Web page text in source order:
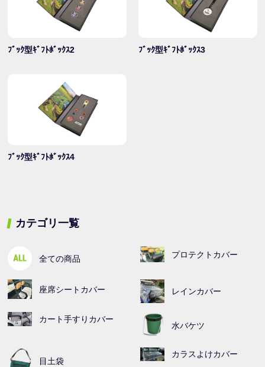
カテゴリ一覧
全ての商品 プロテクトカバー
座席シートカバー レインカバー
カート手すりカバー
水バケツ
目土袋
カラスよけカバー
ﾌﾞｯｸ型ｷﾞﾌﾄﾎﾞｯｸｽ2 ﾌﾞｯｸ型ｷﾞﾌﾄﾎﾞｯｸｽ3
ﾌﾞｯｸ型ｷﾞﾌﾄﾎﾞｯｸｽ4